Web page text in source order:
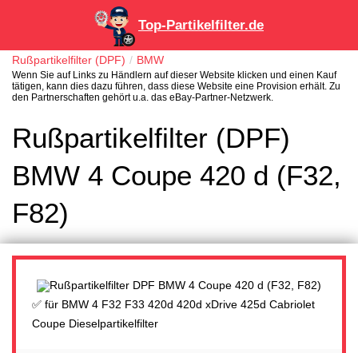
Top-Partikelfilter.de
Rußpartikelfilter (DPF) BMW
Wenn Sie auf Links zu Händlern auf dieser Website klicken und einen Kauf
tätigen, kann dies dazu führen, dass diese Website eine Provision erhält. Zu
den Partnerschaften gehört u.a. das eBay-Partner-Netzwerk.
Rußpartikelfilter (DPF)
BMW 4 Coupe 420 d (F32,
F82)
✅ für BMW 4 F32 F33 420d 420d xDrive 425d Cabriolet
Coupe Dieselpartikelfilter